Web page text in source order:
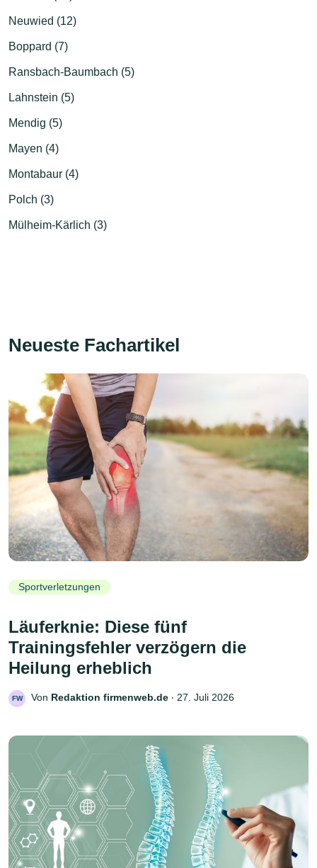
Neuwied (12)
Boppard (7)
Ransbach-Baumbach (5)
Lahnstein (5)
Mendig (5)
Mayen (4)
Montabaur (4)
Polch (3)
Mülheim-Kärlich (3)
Neueste Fachartikel
Sportverletzungen
Läuferknie: Diese fünf
Trainingsfehler verzögern die
Heilung erheblich
FW Von Redaktion firmenweb.de ‧ 27. Juli 2026